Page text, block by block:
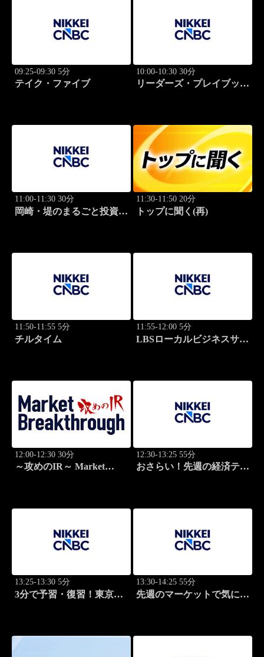
09:25-09:30 5分
テイク・ファイブ
10:00-10:30 30分
リーダーズ・プレイブック
11:00-11:30 30分
岡崎・堤のまるごと投資道
11:30-11:50 20分
トップに聞く(再)
11:50-11:55 5分
チルタイム
11:55-12:00 5分
LBSローカルビジネスサテ
12:00-12:30 30分
～攻めのIR～ Market
12:30-13:25 55分
おさらい！先週の経済テー
13:25-13:30 5分
3分で予習・復習！東京市
13:30-14:25 55分
先週のマーケットで気にな